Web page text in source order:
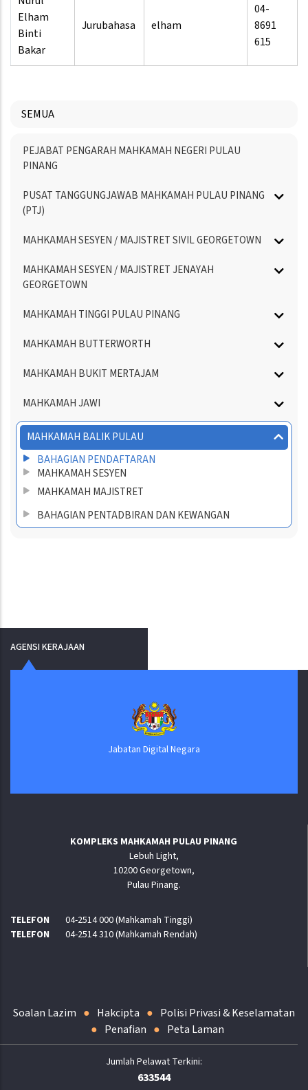
Elham
Binti
Bakar
Jurubahasa elham
04-
8691
615
SEMUA
Menu
Directory
PEJABAT PENGARAH MAHKAMAH NEGERI PULAU
PINANG
PUSAT TANGGUNGJAWAB MAHKAMAH PULAU PINANG
(PTJ)
MAHKAMAH SESYEN / MAJISTRET SIVIL GEORGETOWN
MAHKAMAH SESYEN / MAJISTRET JENAYAH
GEORGETOWN
MAHKAMAH TINGGI PULAU PINANG
MAHKAMAH BUTTERWORTH
MAHKAMAH BUKIT MERTAJAM
MAHKAMAH JAWI
MAHKAMAH BALIK PULAU
BAHAGIAN PENDAFTARAN
MAHKAMAH SESYEN
MAHKAMAH MAJISTRET
BAHAGIAN PENTADBIRAN DAN KEWANGAN
AGENSI KERAJAAN
Jabatan Digital Negara
KOMPLEKS MAHKAMAH PULAU PINANG
Lebuh Light,
10200 Georgetown,
Pulau Pinang.
TELEFON
04-2514 000 (Mahkamah Tinggi)
TELEFON
04-2514 310 (Mahkamah Rendah)
Soalan Lazim Hakcipta
Polisi Privasi & Keselamatan
Penafian
Peta Laman
633544